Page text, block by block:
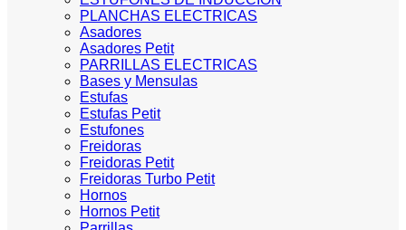
PLANCHAS ELECTRICAS
Asadores
Asadores Petit
PARRILLAS ELECTRICAS
Bases y Mensulas
Estufas
Estufas Petit
Estufones
Freidoras
Freidoras Petit
Freidoras Turbo Petit
Hornos
Hornos Petit